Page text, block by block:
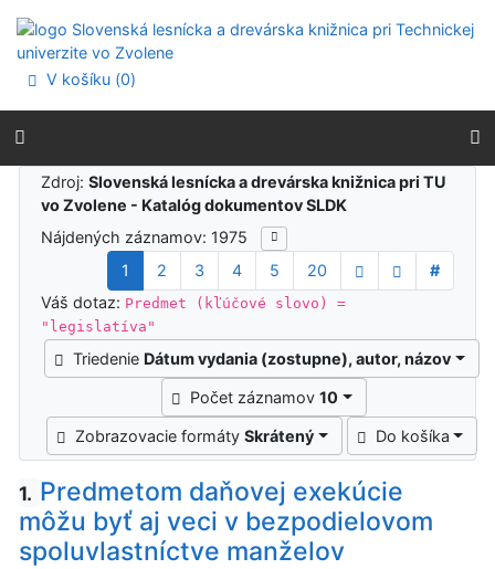
Prejsť na menu
Prehlásenie o webovej prístupnosti
V košíku (0)
Výsledky vyhľadávania
Zdroj:Slovenská lesnícka a drevárska knižnica pri TU
vo Zvolene - Katalóg dokumentov SLDK
Nájdených záznamov: 1975
1
2 3 4 5 20
#
Váš dotaz: Predmet (kľúčové slovo) =
"legislatíva"
Triedenie Dátum vydania (zostupne), autor, názov
Počet záznamov10
Zobrazovacie formátySkrátený Do košíka
1. Predmetom daňovej exekúcie
môžu byť aj veci v bezpodielovom
spoluvlastníctve manželov